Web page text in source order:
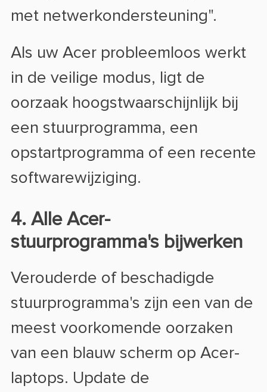
met netwerkondersteuning".
Als uw Acer probleemloos werkt
in de veilige modus, ligt de
oorzaak hoogstwaarschijnlijk bij
een stuurprogramma, een
opstartprogramma of een recente
softwarewijziging.
4. Alle Acer-
stuurprogramma's bijwerken
Verouderde of beschadigde
stuurprogramma's zijn een van de
meest voorkomende oorzaken
van een blauw scherm op Acer-
laptops. Update de